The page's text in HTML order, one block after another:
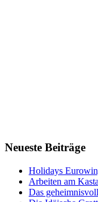
Neueste Beiträge
Holidays
Arbeiten am
Das